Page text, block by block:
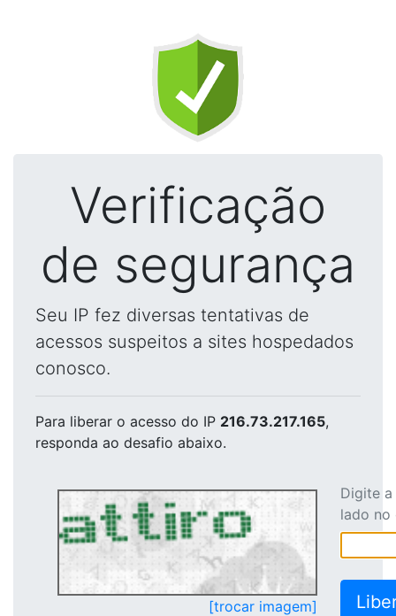
Verificação
de segurança
Seu IP fez diversas tentativas de
acessos suspeitos a sites hospedados
conosco.
Para liberar o acesso do IP 216.73.217.165,
responda ao desafio abaixo.
[trocar imagem]
Digite
lado no